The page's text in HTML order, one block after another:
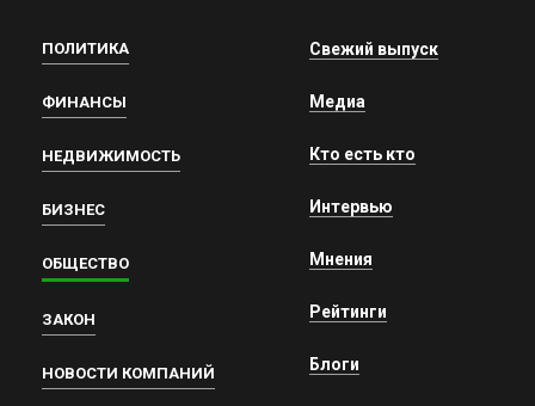
ПОЛИТИКА
ФИНАНСЫ
НЕДВИЖИМОСТЬ
БИЗНЕС
ОБЩЕСТВО
ЗАКОН
НОВОСТИ КОМПАНИЙ
Свежий выпуск
Медиа
Кто есть кто
Интервью
Мнения
Рейтинги
Блоги